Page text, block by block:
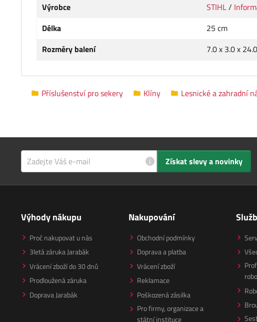
Výrobce
STIHL/
Délka
25 cm
Rozměry balení
7.0 x 3.0 x
Příslušenství pro sekery Klíny Lesnické a zahradní
i Získat slevy a novinky
Výhody nákupu
Proč nakupovat u nás
3letá záruka Jarabák
Vrácení zboží do 30 dnů
Prodloužená záruka
Doprava Jarabák
Nakupování
Obchodní podmínky
Doprava a platba
Vrácení zboží
Reklamace
Poškozená zásilka
Pro firmy, organizace a
státní instituce